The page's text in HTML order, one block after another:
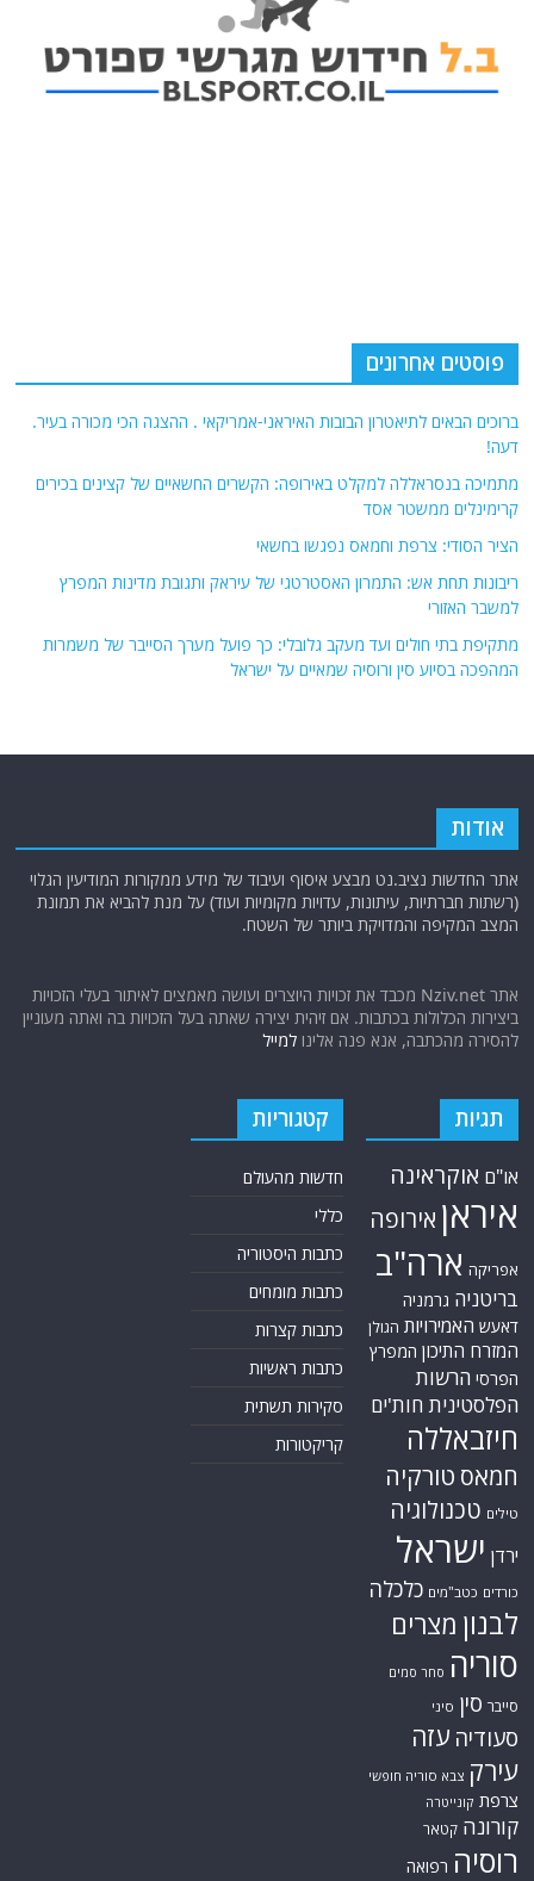
פוסטים אחרונים
ברוכים הבאים לתיאטרון הבובות האיראני-אמריקאי . ההצגה הכי מכורה בעיר.
דעה!
מתמיכה בנסראללה למקלט באירופה: הקשרים החשאיים של קצינים בכירים
קרימינלים ממשטר אסד
הציר הסודי: צרפת וחמאס נפגשו בחשאי
ריבונות תחת אש: התמרון האסטרטגי של עיראק ותגובת מדינות המפרץ
למשבר האזורי
מתקיפת בתי חולים ועד מעקב גלובלי: כך פועל מערך הסייבר של משמרות
המהפכה בסיוע סין ורוסיה שמאיים על ישראל
אודות
אתר החדשות נציב.נט מבצע איסוף ועיבוד של מידע ממקורות המודיעין הגלוי
(רשתות חברתיות, עיתונות, עדויות מקומיות ועוד) על מנת להביא את תמונת
המצב המקיפה והמדויקת ביותר של השטח.
אתר Nziv.net מכבד את זכויות היוצרים ועושה מאמצים לאיתור בעלי הזכויות
ביצירות הכלולות בכתבות. אם זיהית יצירה שאתה בעל הזכויות בה ואתה מעוניין
להסירה מהכתבה, אנא פנה אלינולמייל
תגיות
או"ם אוקראינה
איראן אירופה
אפריקה ארה"ב
בריטניה גרמניה
דאעש האמירויות הגולן
המזרח התיכון המפרץ
הפרסי הרשות
הפלסטינית חות'ים
חיזבאללה
חמאס טורקיה
טילים טכנולוגיה
ירדן ישראל
כורדים כטב"מים כלכלה
לבנון מצרים
סוריה סחר סמים
סייבר סין סיני
סעודיה עזה
עירק צבא סוריה חופשי
צרפת קונייטרה
קורונה קטאר
רוסיה רפואה
קטגוריות
חדשות מהעולם
כללי
כתבות היסטוריה
כתבות מומחים
כתבות קצרות
כתבות ראשיות
סקירות תשתית
קריקטורות